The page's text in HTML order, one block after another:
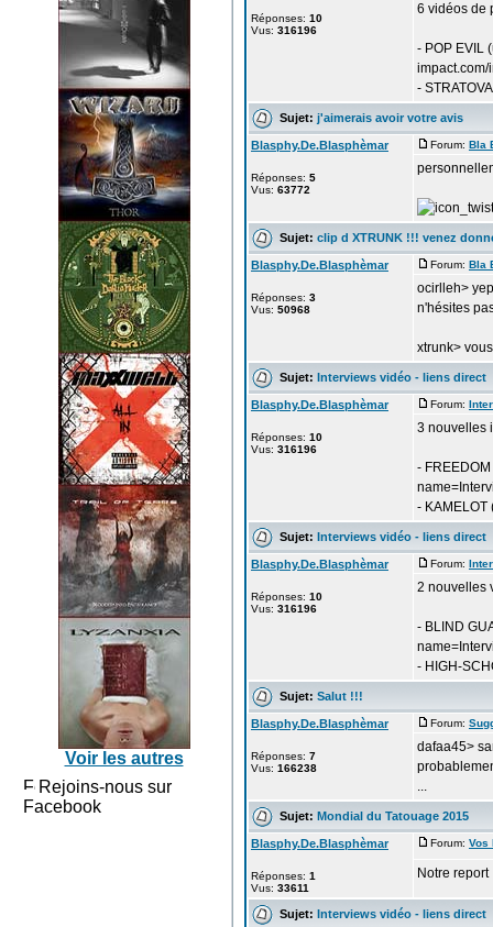
Voir les autres
Rejoins-nous sur
Facebook
Réponses: 10
Vus: 316196
6 vidéos de
- POP EVIL
-
Sujet: j'aimerais avoir votre avis
Blasphy.De.Blasphèmar
Réponses: 5
Vus: 63772
Forum: Bla
Sujet: clip d XTRUNK !!! venez
Blasphy.De.Blasphèmar
Réponses: 3
Vus: 50968
Forum: Bla
ocirlleh>
n'hésites
xtrunk>
Sujet: Interviews vidéo - liens direct
Blasphy.De.Blasphèmar
Réponses: 10
Vus: 316196
Forum:
3 nouvelles
-
- KAMELOT
Sujet: Interviews vidéo - liens direct
Blasphy.De.Blasphèmar
Réponses: 10
Vus: 316196
Forum:
2 nouvelles
- BLIND
- HIGH-
Sujet: Salut !!!
Blasphy.De.Blasphèmar
Réponses: 7
Vus: 166238
Forum:
dafaa45>
...
Sujet: Mondial du Tatouage 2015
Blasphy.De.Blasphèmar
Réponses: 1
Vus: 33611
Forum: Vos
Notre
Sujet: Interviews vidéo - liens direct